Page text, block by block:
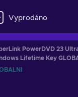
Vyprodáno
PowerDVD 23
Lifetime Key